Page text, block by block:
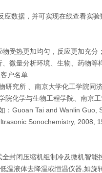
数据，并可实现在线查看实验
受热更加均匀，反应更加充分；
微量分析环境、生物、药物等
户名单
研究所 、南京大学化工学院同
院化学与生物工程学院、南京
：Guoan Tai and Wanlin
Sonochemistry, 2008,
封闭压缩机组制冷及微机智
液体去降温或恒温仪器,如旋